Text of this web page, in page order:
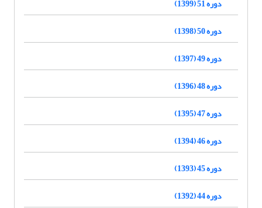
دوره 51 (1399)
دوره 50 (1398)
دوره 49 (1397)
دوره 48 (1396)
دوره 47 (1395)
دوره 46 (1394)
دوره 45 (1393)
دوره 44 (1392)